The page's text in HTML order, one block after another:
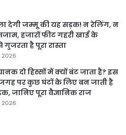
देगी जम्मू की यह सड़क! न रेलिंग, न
हजारों फीट गहरी खाई के
गुजरता है पूरा रास्ता
2026
दो हिस्सों में क्यों बंट जाता है? इस
पर कुछ घंटों के लिए बन जाती है
जानिए पूरा वैज्ञानिक राज
2026